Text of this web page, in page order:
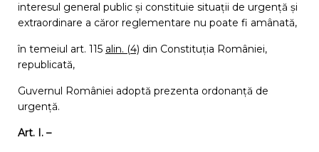
interesul general public și constituie situații de urgență și
extraordinare a căror reglementare nu poate fi amânată,
în temeiul art. 115 alin. (4) din Constituția României,
republicată,
Guvernul României adoptă prezenta ordonanță de
urgență.
Art. I. –